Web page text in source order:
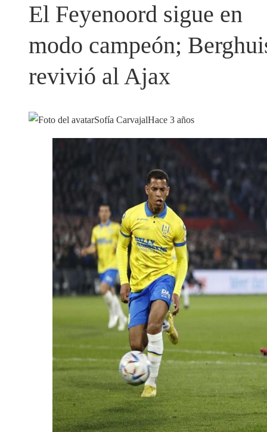
El Feyenoord sigue en
modo campeón;
revivió al Ajax
Sofía CarvajalHace 3 años